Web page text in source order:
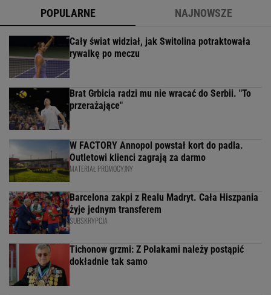
POPULARNE NAJNOWSZE
Cały świat widział, jak Switolina potraktowała
rywalkę po meczu
Brat Grbicia radzi mu nie wracać do Serbii. "To
przerażające"
W FACTORY Annopol powstał kort do padla.
Outletowi klienci zagrają za darmo
MATERIAŁ PROMOCYJNY
Barcelona zakpi z Realu Madryt. Cała Hiszpania
żyje jednym transferem
SUBSKRYPCJA
Tichonow grzmi: Z Polakami należy postąpić
dokładnie tak samo